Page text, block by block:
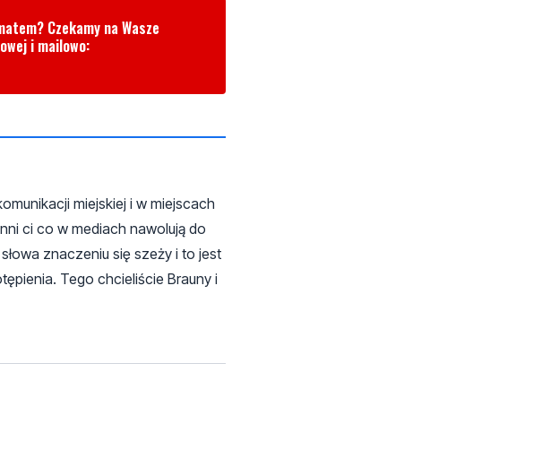
Czekamy na Wasze
i mailowo:
miejskiej i w miejscach
ci co w mediach nawolują do
znaczeniu się szeży i to jest
Tego chcieliście Brauny i